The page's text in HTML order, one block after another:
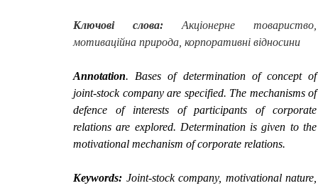
Ключові слова: Акціонерне товариство,
мотиваційна природа, корпоративні відносини
Annotation. Bases of determination of concept of
joint-stock company are specified. The mechanisms of
defence of interests of participants of corporate
relations are explored. Determination is given to the
motivational mechanism of corporate relations.
Keywords: Joint-stock company, motivational nature,